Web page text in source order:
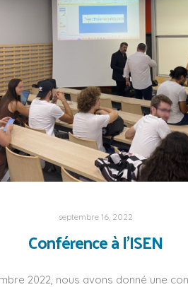
septembre 16, 2022
Conférence à l’ISEN
2022, nous avons donné une